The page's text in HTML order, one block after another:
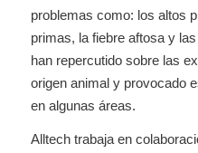
problemas como: los altos
primas, la fiebre aftosa y
han repercutido sobre las
origen animal y provocado
en algunas áreas.
Alltech trabaja en